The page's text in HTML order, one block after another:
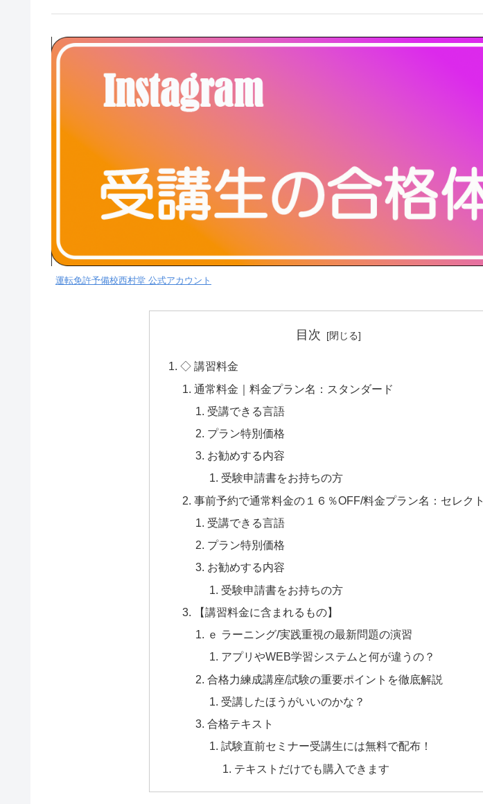
運転免許予備校西村堂 公式アカウント
目次
◇ 講習料金
通常料金｜料金プラン名：スタンダード
受講できる言語
プラン特別価格
お勧めする内容
受験申請書をお持ちの方
事前予約で通常料金の１６％OFF/料金プラン名：セレクト
受講できる言語
プラン特別価格
お勧めする内容
受験申請書をお持ちの方
【講習料金に含まれるもの】
ｅ ラーニング/実践重視の最新問題の演習
アプリやWEB学習システムと何が違うの？
合格力練成講座/試験の重要ポイントを徹底解説
受講したほうがいいのかな？
合格テキスト
試験直前セミナー受講生には無料で配布！
テキストだけでも購入できます